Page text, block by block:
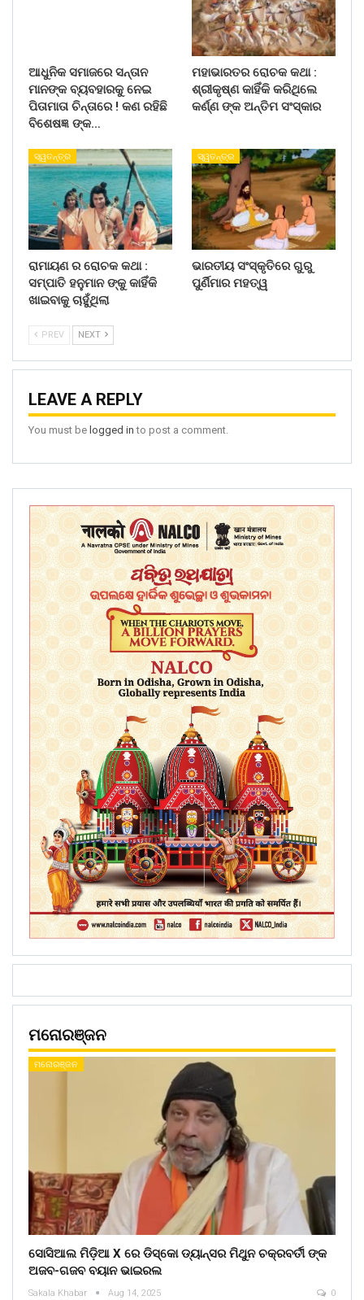
ଆଧୁନିକ ସମାଜରେ ସନ୍ତାନ
ମାନଙ୍କ ବ୍ୟବହାରକୁ ନେଇ
ପିତାମାତା ଚିନ୍ତାରେ ! କଣ ରହିଛି
ବିଶେଷଜ୍ଞ ଙ୍କ…
ମହାଭାରତର ରୋଚକ କଥା :
ଶ୍ରୀକୃଷ୍ଣ କାହିଁକି କରିଥିଲେ
କର୍ଣ୍ଣ ଙ୍କ ଅନ୍ତିମ ସଂସ୍କାର
ସ୍ୱତନ୍ତ୍ର
ରାମାୟଣ ର ରୋଚକ କଥା :
ସମ୍ପାତି ହନୁମାନ ଙ୍କୁ କାହିଁକି
ଖାଇବାକୁ ଚାହୁଁଥିଲା
ସ୍ୱତନ୍ତ୍ର
ଭାରତୀୟ ସଂସ୍କୃତିରେ ଗୁରୁ
ପୁର୍ଣିମାର ମହତ୍ୱ
PREV NEXT
LEAVE A REPLY
You must be logged in to post a comment.
ମନୋରଞ୍ଜନ
ମନୋରଞ୍ଜନ
ସୋସିଆଲ ମିଡ଼ିଆ X ରେ ଡିସ୍କୋ ଡ୍ୟାନ୍ସର ମିଥୁନ ଚକ୍ରବର୍ତୀ ଙ୍କ
ଅଜବ-ଗଜବ ବୟାନ ଭାଇରଲ
Sakala Khabar Aug 14, 2025 0